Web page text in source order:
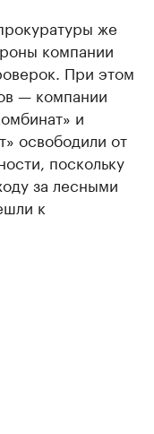
же
компании
При этом
— компании
и
освободили от
поскольку
за лесными
к